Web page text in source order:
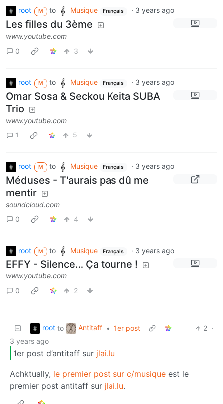
root M to Musique Français · 3 years ago
Les filles du 3ème
www.youtube.com
0
3
root M to Musique Français · 3 years ago
Omar Sosa & Seckou Keita SUBA
Trio
www.youtube.com
1
5
root M to Musique Français · 3 years ago
Méduses - T'aurais pas dû me
mentir
soundcloud.com
0
4
root M to Musique Français · 3 years ago
EFFY - Silence… Ça tourne !
www.youtube.com
0
2
root to Antitaff • 1er post 2 ·
3 years ago
1er post d’antitaff sur jlai.lu
Achktually, le premier post sur c/musique est le
premier post antitaff sur jlai.lu.